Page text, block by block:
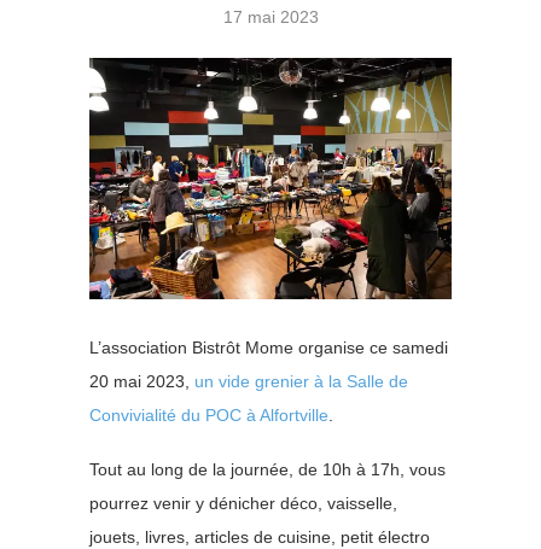
17 mai 2023
L’association Bistrôt Mome organise ce samedi
20 mai 2023, un vide grenier à la Salle de
Convivialité du POC à Alfortville.
Tout au long de la journée, de 10h à 17h, vous
pourrez venir y dénicher déco, vaisselle,
jouets, livres, articles de cuisine, petit électro